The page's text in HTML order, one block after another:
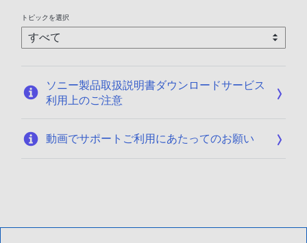
トピックを選択
ソニー製品取扱説明書ダウンロードサービス
利用上のご注意
動画でサポートご利用にあたってのお願い